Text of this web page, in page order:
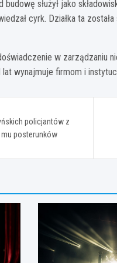
służył jako
cyrk. Działka ta
w zarządzaniu
wynajmuje firmom i
policjantów z
mu posterunków